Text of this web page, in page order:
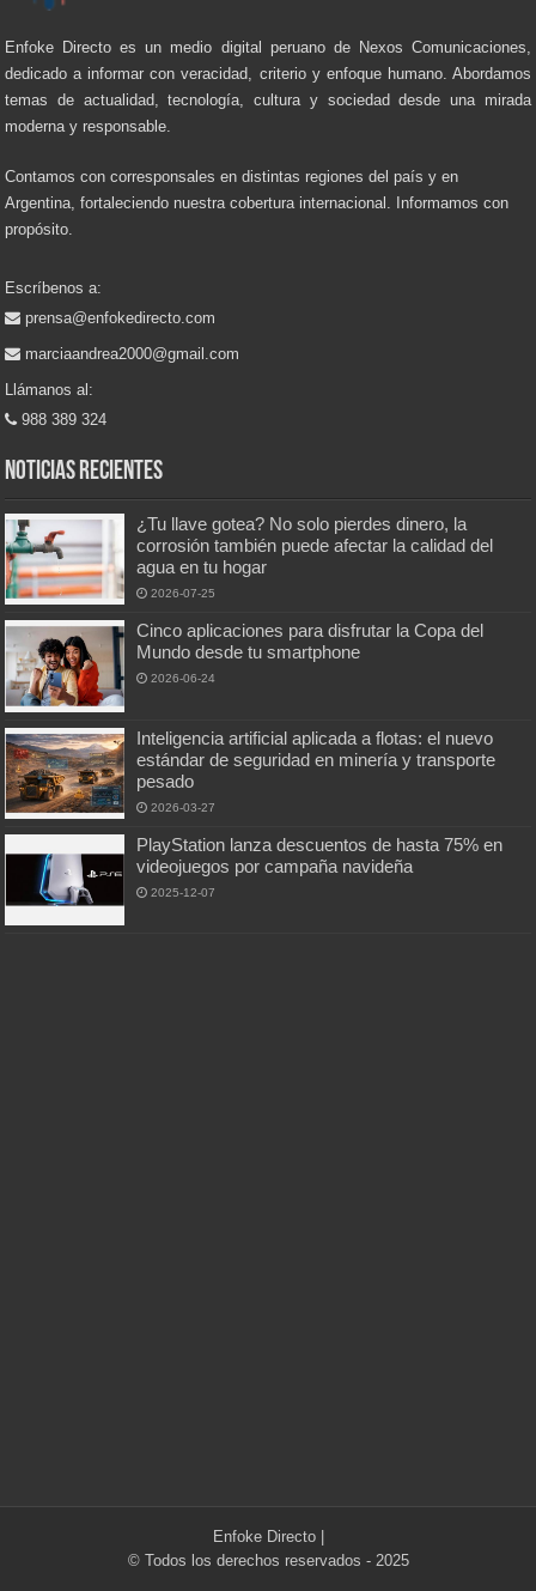
Enfoke Directo es un medio digital peruano de Nexos Comunicaciones,
dedicado a informar con veracidad, criterio y enfoque humano. Abordamos
temas de actualidad, tecnología, cultura y sociedad desde una mirada
moderna y responsable.
Contamos con corresponsales en distintas regiones del país y en
Argentina, fortaleciendo nuestra cobertura internacional. Informamos con
propósito.
Escríbenos a:
prensa@enfokedirecto.com
marciaandrea2000@gmail.com
Llámanos al:
988 389 324
Noticias recientes
¿Tu llave gotea? No solo pierdes dinero, la
corrosión también puede afectar la calidad del
agua en tu hogar
2026-07-25
Cinco aplicaciones para disfrutar la Copa del
Mundo desde tu smartphone
2026-06-24
Inteligencia artificial aplicada a flotas: el nuevo
estándar de seguridad en minería y transporte
pesado
2026-03-27
PlayStation lanza descuentos de hasta 75% en
videojuegos por campaña navideña
2025-12-07
Enfoke Directo|
© Todos los derechos reservados - 2025